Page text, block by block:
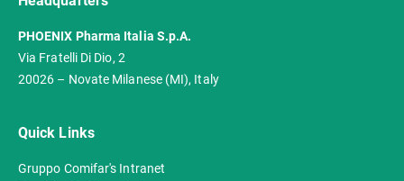
PHOENIX Pharma Italia S.p.A.
Via Fratelli Di Dio, 2
20026 – Novate Milanese (MI), Italy
Quick Links
Gruppo Comifar's Intranet